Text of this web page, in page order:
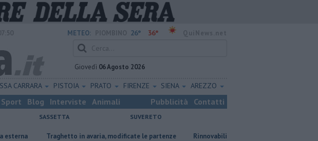
METEO: 26° 36°
Giovedì 06 Agosto 2026
CARRARA PISTOIA PRATO FIRENZE SIENA AREZZO
Sport Blog Interviste Animali Pubblicità Contatti
SASSETTA SUVERETO
Traghetto in avaria, modificate le partenze Rinnovabili, "Ora attendiamo risposte concrete"